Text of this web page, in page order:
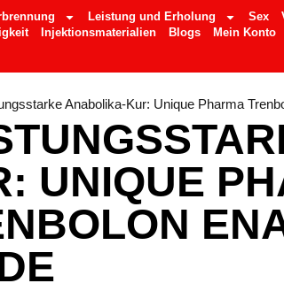
Leistung und Erholung Sex
Injektionsmaterialien Blogs Mein Konto
Anabolika-Kur: Unique Pharma
UNIQUE